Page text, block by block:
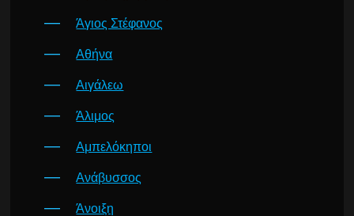
Άγιος Στέφανος
Αθήνα
Αιγάλεω
Άλιμος
Αμπελόκηποι
Ανάβυσσος
Άνοιξη